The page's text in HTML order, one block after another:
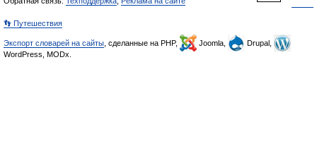
👣 Путешествия
Экспорт словарей на сайты , сделанные на PHP, Joomla,
Drupal,
WordPress, MODx.